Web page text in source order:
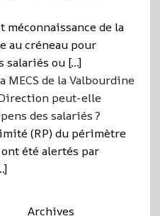
de la
au créneau pour
salariés ou […]
MECS de la Valbourdine
peut-elle
des salariés ?
(RP) du périmètre
ont été alertés par
Archives